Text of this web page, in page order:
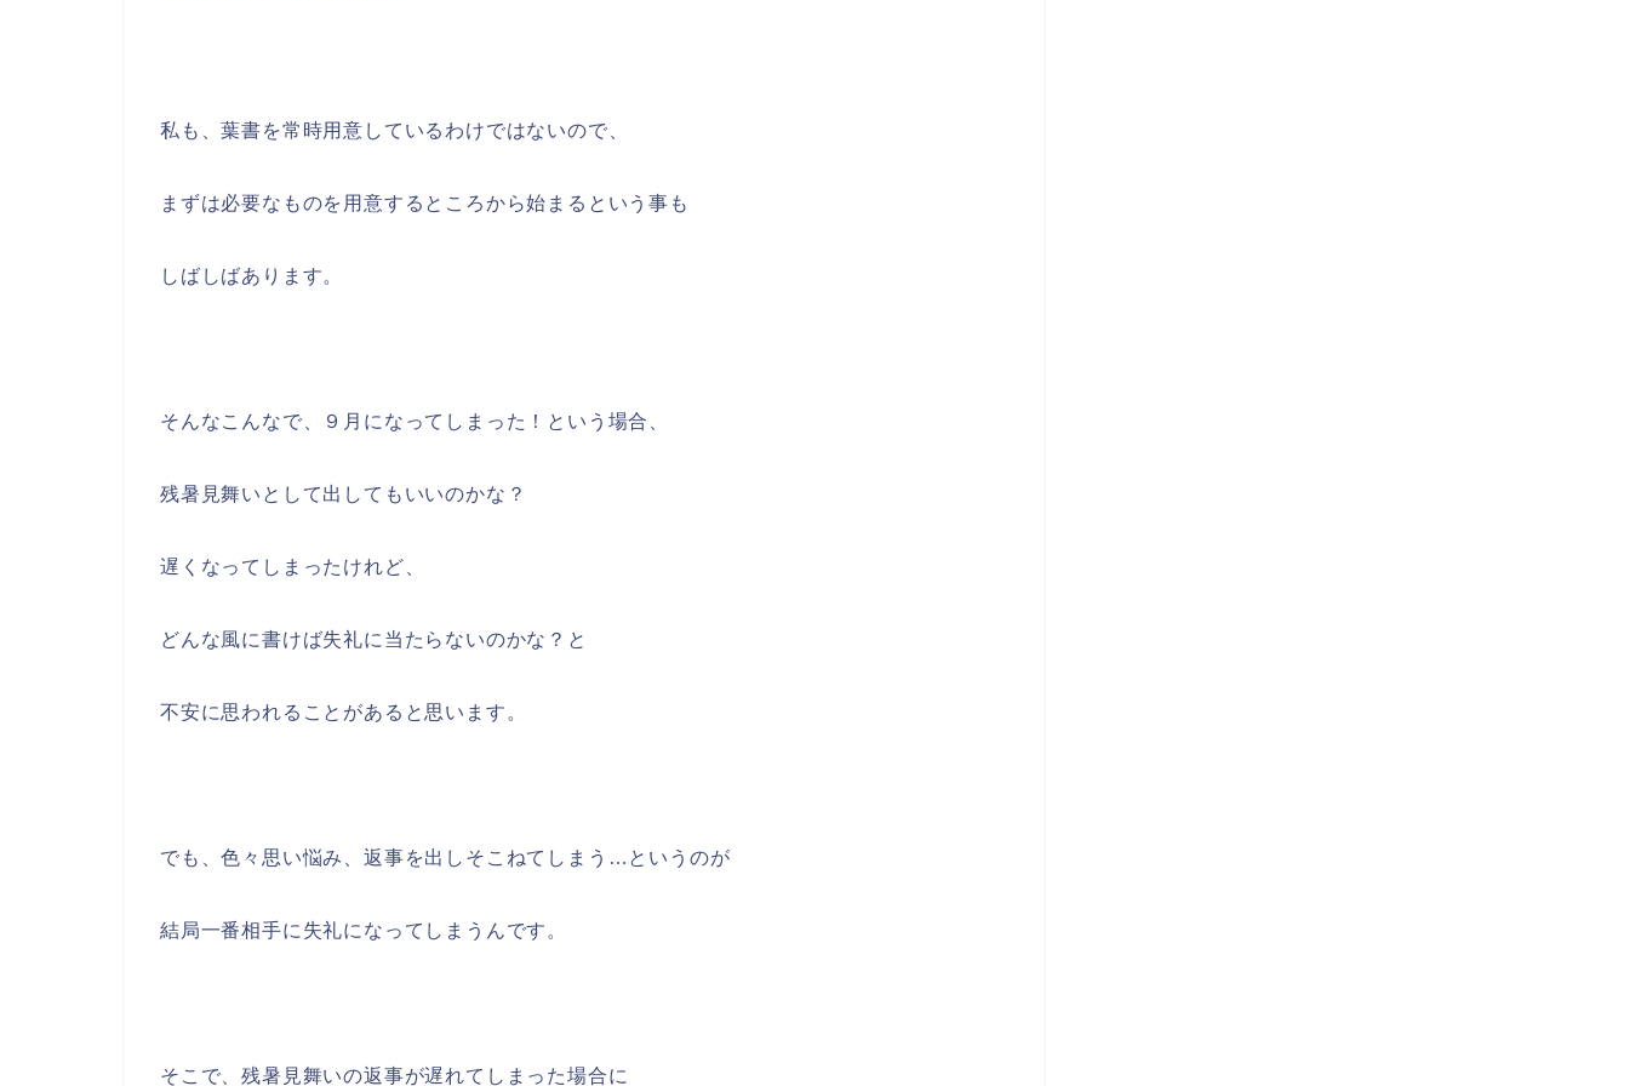
私も、葉書を常時用意しているわけではないので、
まずは必要なものを用意するところから始まるという事も
しばしばあります。
そんなこんなで、９月になってしまった！という場合、
残暑見舞いとして出してもいいのかな？
遅くなってしまったけれど、
どんな風に書けば失礼に当たらないのかな？と
不安に思われることがあると思います。
でも、色々思い悩み、返事を出しそこねてしまう…というのが
結局一番相手に失礼になってしまうんです。
そこで、残暑見舞いの返事が遅れてしまった場合に